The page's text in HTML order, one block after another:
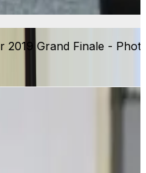
2019 Grand Finale -